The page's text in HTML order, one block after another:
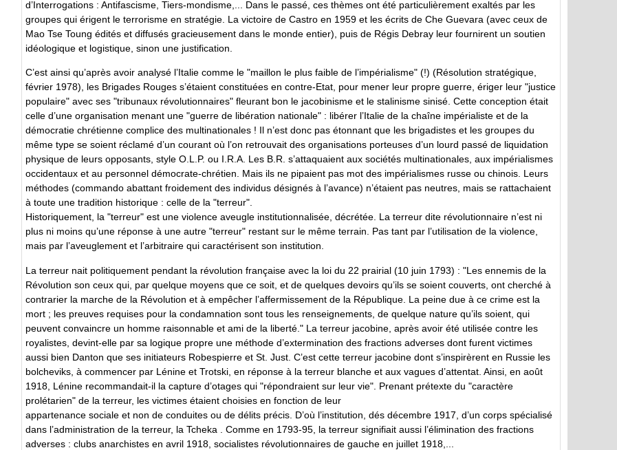
d’Interrogations : Antifascisme, Tiers-mondisme,... Dans le passé, ces thèmes ont été particulièrement exaltés par les
groupes qui érigent le terrorisme en stratégie. La victoire de Castro en 1959 et les écrits de Che Guevara (avec ceux de
Mao Tse Toung édités et diffusés gracieusement dans le monde entier), puis de Régis Debray leur fournirent un soutien
idéologique et logistique, sinon une justification.
C’est ainsi qu’après avoir analysé l’Italie comme le "maillon le plus faible de l’impérialisme" (!) (Résolution stratégique,
février 1978), les Brigades Rouges s’étaient constituées en contre-Etat, pour mener leur propre guerre, ériger leur "justice
populaire" avec ses "tribunaux révolutionnaires" fleurant bon le jacobinisme et le stalinisme sinisé. Cette conception était
celle d’une organisation menant une "guerre de libération nationale" : libérer l’Italie de la chaîne impérialiste et de la
démocratie chrétienne complice des multinationales ! Il n’est donc pas étonnant que les brigadistes et les groupes du
même type se soient réclamé d’un courant où l’on retrouvait des organisations porteuses d’un lourd passé de liquidation
physique de leurs opposants, style O.L.P. ou I.R.A. Les B.R. s’attaquaient aux sociétés multinationales, aux impérialismes
occidentaux et au personnel démocrate-chrétien. Mais ils ne pipaient pas mot des impérialismes russe ou chinois. Leurs
méthodes (commando abattant froidement des individus désignés à l’avance) n’étaient pas neutres, mais se rattachaient
à toute une tradition historique : celle de la "terreur".
Historiquement, la "terreur" est une violence aveugle institutionnalisée, décrétée. La terreur dite révolutionnaire n’est ni
plus ni moins qu’une réponse à une autre "terreur" restant sur le même terrain. Pas tant par l’utilisation de la violence,
mais par l’aveuglement et l’arbitraire qui caractérisent son institution.
La terreur nait politiquement pendant la révolution française avec la loi du 22 prairial (10 juin 1793) : "Les ennemis de la
Révolution son ceux qui, par quelque moyens que ce soit, et de quelques devoirs qu’ils se soient couverts, ont cherché à
contrarier la marche de la Révolution et à empêcher l’affermissement de la République. La peine due à ce crime est la
mort ; les preuves requises pour la condamnation sont tous les renseignements, de quelque nature qu’ils soient, qui
peuvent convaincre un homme raisonnable et ami de la liberté." La terreur jacobine, après avoir été utilisée contre les
royalistes, devint-elle par sa logique propre une méthode d’extermination des fractions adverses dont furent victimes
aussi bien Danton que ses initiateurs Robespierre et St. Just. C’est cette terreur jacobine dont s’inspirèrent en Russie les
bolcheviks, à commencer par Lénine et Trotski, en réponse à la terreur blanche et aux vagues d’attentat. Ainsi, en août
1918, Lénine recommandait-il la capture d’otages qui "répondraient sur leur vie". Prenant prétexte du "caractère
prolétarien" de la terreur, les victimes étaient choisies en fonction de leur
appartenance sociale et non de conduites ou de délits précis. D’où l’institution, dés décembre 1917, d’un corps spécialisé
dans l’administration de la terreur, la Tcheka . Comme en 1793-95, la terreur signifiait aussi l’élimination des fractions
adverses : clubs anarchistes en avril 1918, socialistes révolutionnaires de gauche en juillet 1918,...